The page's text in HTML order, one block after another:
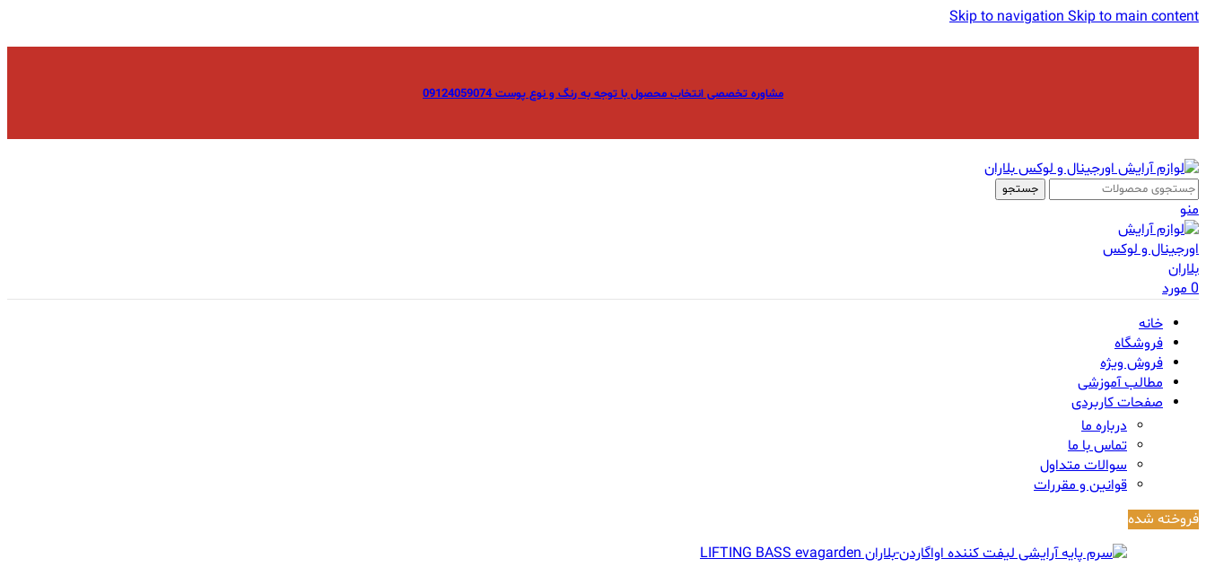
Skip to navigationSkip to main content
مشاوره تخصصی انتخاب محصول با توجه به رنگ و نوع پوست 09124059074
جستجو
منو
0مورد
خانه
فروشگاه
فروش ویژه
مطالب آموزشی
صفحات کاربردی
درباره ما
تماس با ما
سوالات متداول
قوانین و مقررات
فروخته شده